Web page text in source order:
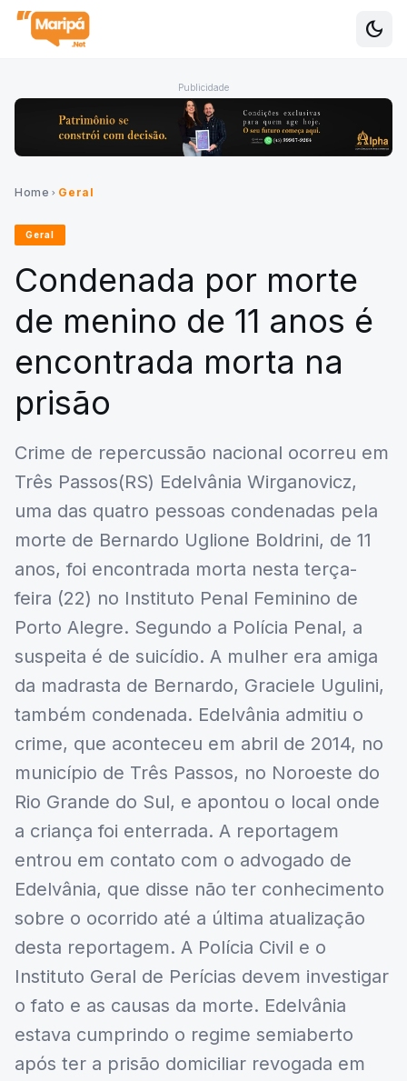
dark_mode
Publicidade
Home chevron_right Geral
Geral
Condenada por morte
de menino de 11 anos é
encontrada morta na
prisão
Crime de repercussão nacional ocorreu em
Três Passos(RS) Edelvânia Wirganovicz,
uma das quatro pessoas condenadas pela
morte de Bernardo Uglione Boldrini, de 11
anos, foi encontrada morta nesta terça-
feira (22) no Instituto Penal Feminino de
Porto Alegre. Segundo a Polícia Penal, a
suspeita é de suicídio. A mulher era amiga
da madrasta de Bernardo, Graciele Ugulini,
também condenada. Edelvânia admitiu o
crime, que aconteceu em abril de 2014, no
município de Três Passos, no Noroeste do
Rio Grande do Sul, e apontou o local onde
a criança foi enterrada. A reportagem
entrou em contato com o advogado de
Edelvânia, que disse não ter conhecimento
sobre o ocorrido até a última atualização
desta reportagem. A Polícia Civil e o
Instituto Geral de Perícias devem investigar
o fato e as causas da morte. Edelvânia
estava cumprindo o regime semiaberto
após ter a prisão domiciliar revogada em